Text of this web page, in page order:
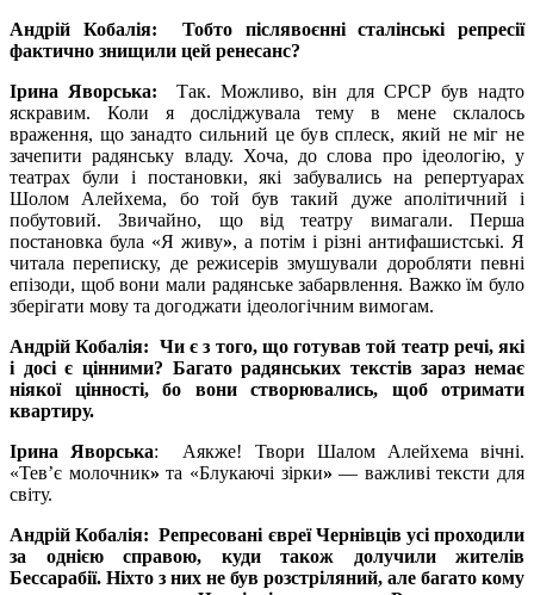
Андрій Кобалія: Тобто післявоєнні сталінські репресії
фактично знищили цей ренесанс?
Ірина Яворська: Так. Можливо, він для СРСР був надто
яскравим. Коли я досліджувала тему в мене склалось
враження, що занадто сильний це був сплеск, який не міг не
зачепити радянську владу. Хоча, до слова про ідеологію, у
театрах були і постановки, які забувались на репертуарах
Шолом Алейхема, бо той був такий дуже аполітичний і
побутовий. Звичайно, що від театру вимагали. Перша
постановка була «Я живу», а потім i різні антифашистські. Я
читала переписку, де режисерів змушували доробляти певні
епізоди, щоб вони мали радянське забарвлення. Важко їм було
зберігати мову та догоджати ідеологічним вимогам.
Андрій Кобалія: Чи є з того, що готував той театр речі, які
і досі є цінними? Багато радянських текстів зараз немає
ніякої цінності, бо вони створювались, щоб отримати
квартиру.
Ірина Яворська: Аякже! Твори Шалом Алейхема вічні.
«Тев’є молочник» та «Блукаючі зірки» — важливі тексти для
світу.
Андрій Кобалія: Репресовані євреї Чернівців усі проходили
за однією справою, куди також долучили жителів
Бессарабії. Ніхто з них не був розстріляний, але багато кому